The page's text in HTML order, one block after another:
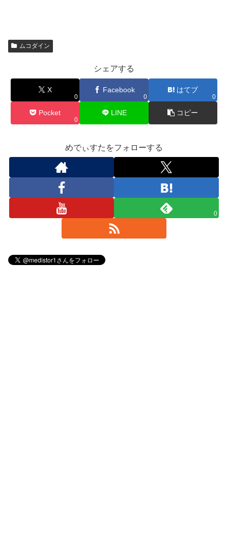
ムコダイン
シェアする
X
0
Facebook
0
はてブ
0
Pocket
0
LINE コピー
めでぃすたをフォローする
0